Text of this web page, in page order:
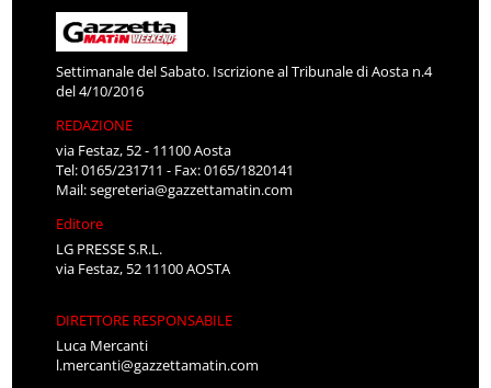
Settimanale del Sabato. Iscrizione al Tribunale di Aosta n.4
del 4/10/2016
REDAZIONE
via Festaz, 52 - 11100 Aosta
Tel: 0165/231711 - Fax: 0165/1820141
Mail:segreteria@gazzettamatin.com
Editore
LG PRESSE S.R.L.
via Festaz, 52 11100 AOSTA
DIRETTORE RESPONSABILE
Luca Mercanti
l.mercanti@gazzettamatin.com